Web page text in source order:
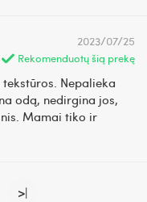
Rekomenduotų šią prekę
2023/07/25
Nepalieka
odą, nedirgina jos,
Mamai tiko ir
>|